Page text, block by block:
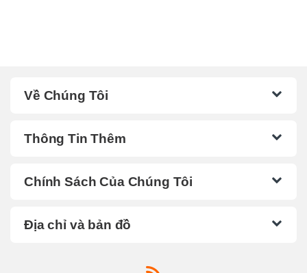
Về Chúng Tôi
Thông Tin Thêm
Chính Sách Của Chúng Tôi
Địa chỉ và bản đồ